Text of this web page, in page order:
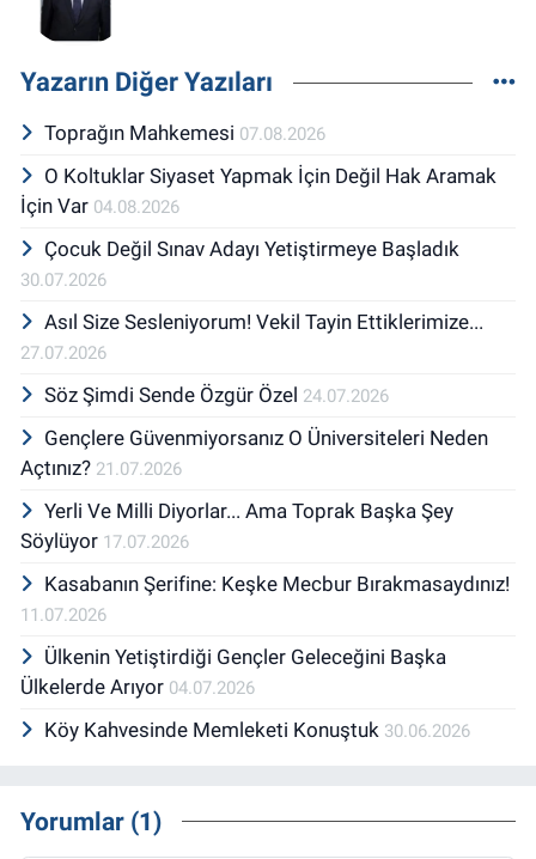
Yazarın Diğer Yazıları
Toprağın Mahkemesi 07.08.2026
O Koltuklar Siyaset Yapmak İçin Değil Hak Aramak
İçin Var 04.08.2026
Çocuk Değil Sınav Adayı Yetiştirmeye Başladık
30.07.2026
Asıl Size Sesleniyorum! Vekil Tayin Ettiklerimize...
27.07.2026
Söz Şimdi Sende Özgür Özel 24.07.2026
Gençlere Güvenmiyorsanız O Üniversiteleri Neden
Açtınız? 21.07.2026
Yerli Ve Milli Diyorlar... Ama Toprak Başka Şey
Söylüyor 17.07.2026
Kasabanın Şerifine: Keşke Mecbur Bırakmasaydınız!
11.07.2026
Ülkenin Yetiştirdiği Gençler Geleceğini Başka
Ülkelerde Arıyor 04.07.2026
Köy Kahvesinde Memleketi Konuştuk 30.06.2026
Yorumlar (1)